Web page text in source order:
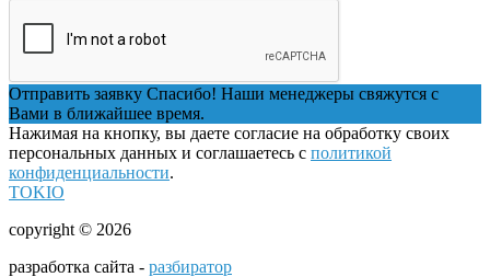
Отправить заявку Спасибо! Наши менеджеры свяжутся с
Вами в ближайшее время.
Нажимая на кнопку, вы даете согласие на обработку своих
персональных данных и соглашаетесь с политикой
конфиденциальности.
TOKIO
copyright © 2026
разработка сайта - разбиратор